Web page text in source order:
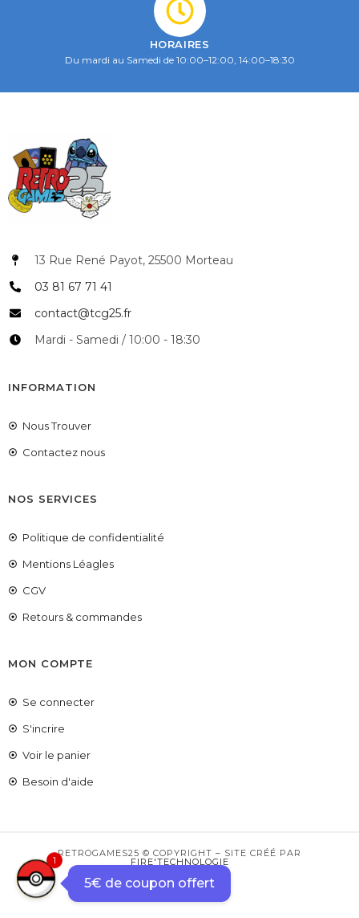
HORAIRES
Du mardi au Samedi de 10:00–12:00, 14:00–18:30
13 Rue René Payot, 25500 Morteau
03 81 67 71 41
contact@tcg25.fr
Mardi - Samedi / 10:00 - 18:30
INFORMATION
Nous Trouver
Contactez nous
NOS SERVICES
Politique de confidentialité
Mentions Léagles
CGV
Retours & commandes
MON COMPTE
Se connecter
S'incrire
Voir le panier
Besoin d'aide
RETROGAMES25 © COPYRIGHT – SITE CRÉÉ PAR
FIRE'TECHNOLOGIE
COUPONX1768887029
5€ de coupon offert
1